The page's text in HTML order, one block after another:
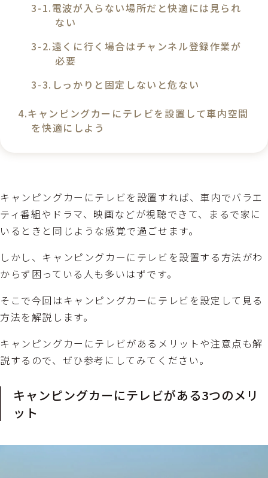
電波が入らない場所だと快適には見られ
ない
遠くに行く場合はチャンネル登録作業が
必要
しっかりと固定しないと危ない
キャンピングカーにテレビを設置して車内空間
を快適にしよう
キャンピングカーにテレビを設置すれば、車内でバラエ
ティ番組やドラマ、映画などが視聴できて、まるで家に
いるときと同じような感覚で過ごせます。
しかし、キャンピングカーにテレビを設置する方法がわ
からず困っている人も多いはずです。
そこで今回はキャンピングカーにテレビを設定して見る
方法を解説します。
キャンピングカーにテレビがあるメリットや注意点も解
説するので、ぜひ参考にしてみてください。
キャンピングカーにテレビがある3つのメリ
ット